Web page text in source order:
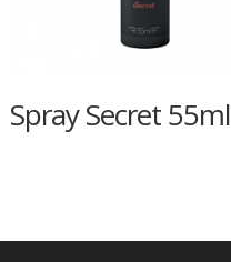
Spray Secret 55ml